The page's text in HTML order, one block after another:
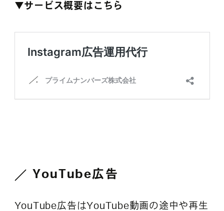
▼サービス概要はこちら
YouTube広告
YouTube広告はYouTube動画の途中や再生